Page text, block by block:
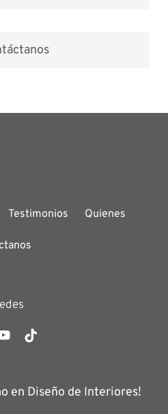
Testimonios Quienes
en Diseño de Interiores!